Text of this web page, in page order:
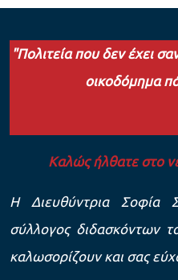
"Πολιτεία που δεν έχει
οικοδόμημα
Καλώς ήλθατε στο
Η Διευθύντρια Σοφία
σύλλογος διδασκόντων
καλωσορίζουν και σας